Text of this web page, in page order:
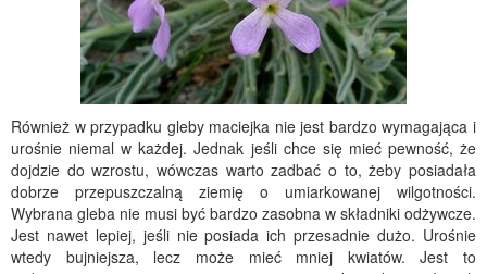
Również w przypadku gleby maciejka nie jest bardzo wymagająca i
urośnie niemal w każdej. Jednak jeśli chce się mieć pewność, że
dojdzie do wzrostu, wówczas warto zadbać o to, żeby posiadała
dobrze przepuszczalną ziemię o umiarkowanej wilgotności.
Wybrana gleba nie musi być bardzo zasobna w składniki odżywcze.
Jest nawet lepiej, jeśli nie posiada ich przesadnie dużo. Urośnie
wtedy bujniejsza, lecz może mieć mniej kwiatów. Jest to